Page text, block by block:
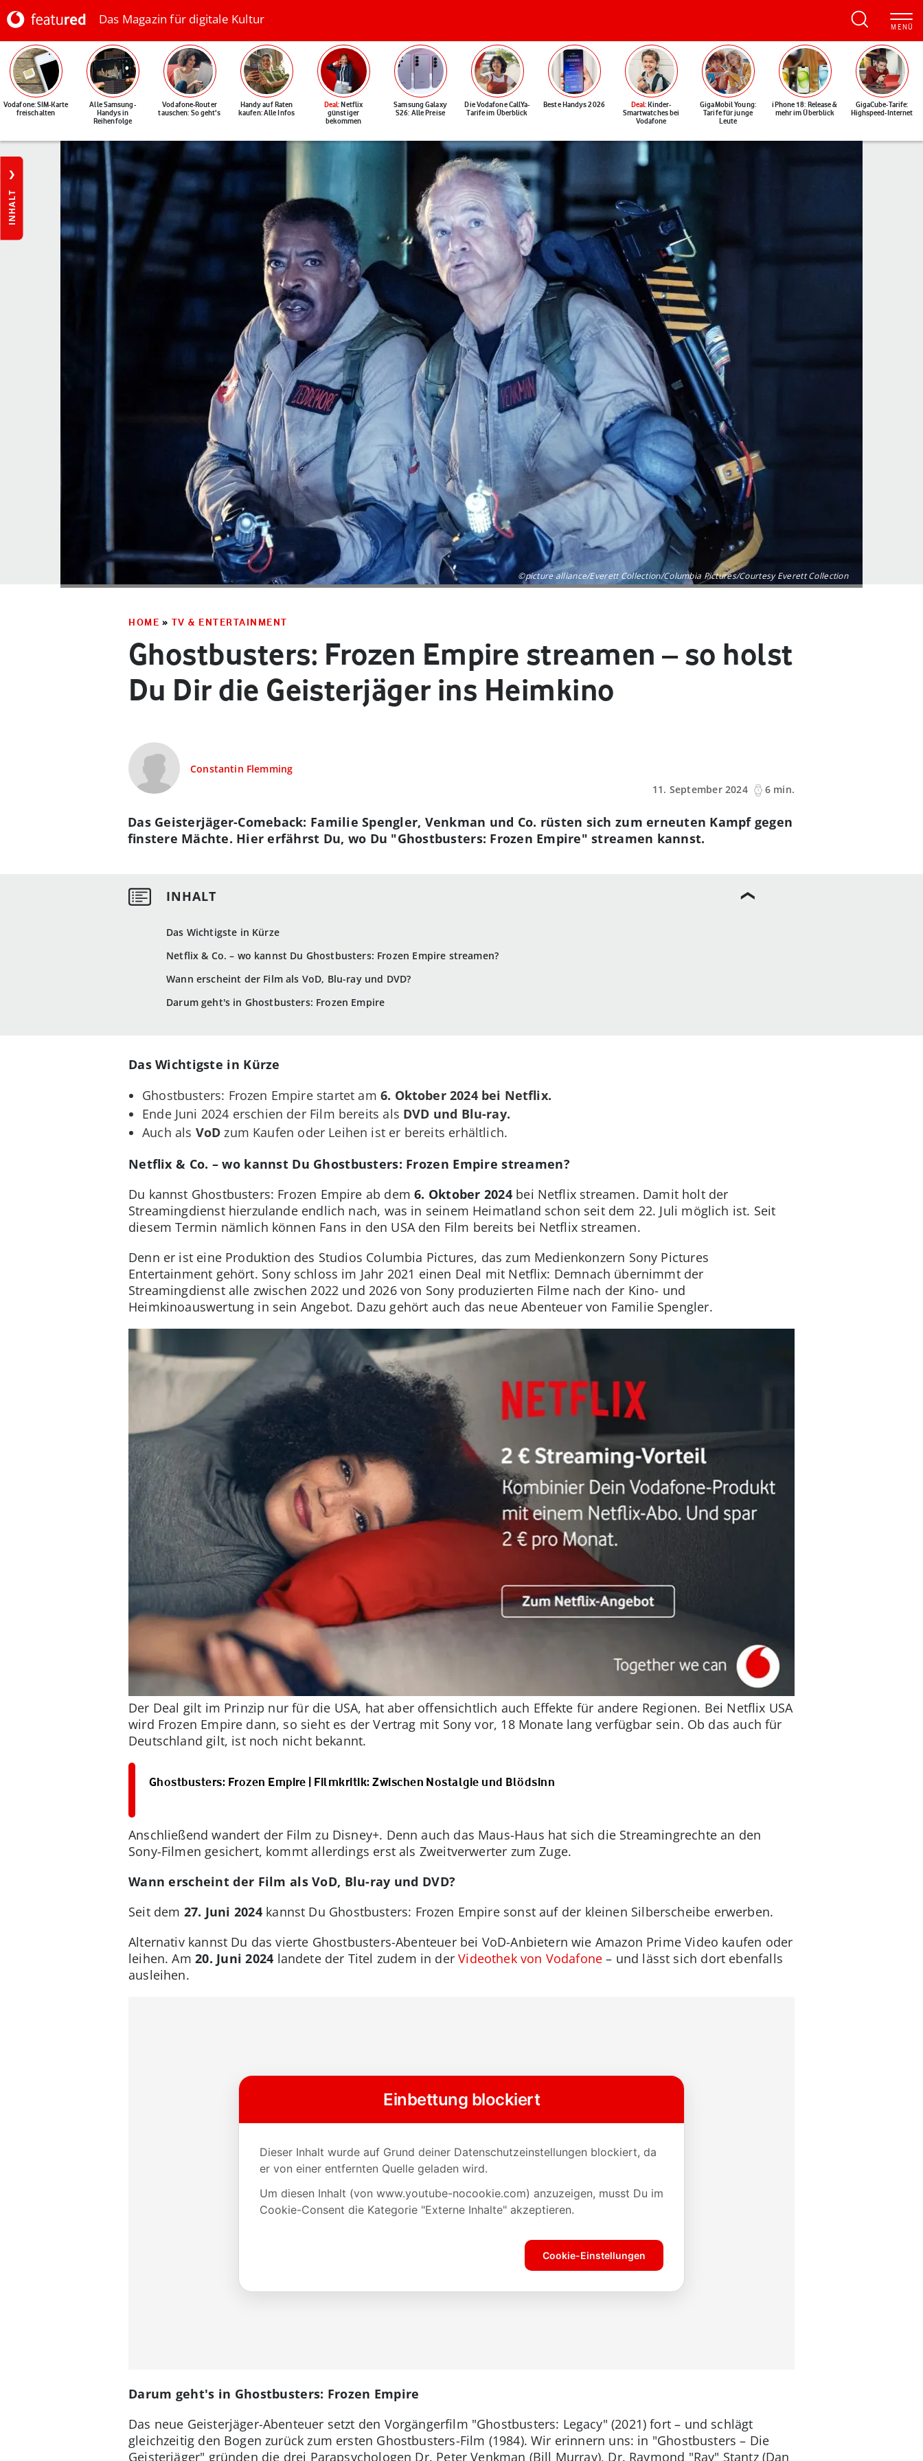
Das Magazin für digitale Kultur
Vodafone: SIM-Karte
freischalten
Alle Samsung-
Handys in
Reihenfolge
Vodafone-Router
tauschen: So geht's
Handy auf Raten
kaufen: Alle Infos
Deal: Netflix
günstiger
bekommen
Samsung Galaxy
S26: Alle Preise
Die Vodafone CallYa-
Tarife im Überblick
Beste Handys 2026 Deal: Kinder-
Smartwatches bei
Vodafone
GigaMobil Young:
Tarife für junge
Leute
iPhone 18: Release &
mehr im Überblick
GigaCube-Tarife:
Highspeed-Internet
INHALT
©picture alliance/Everett Collection/Columbia Pictures/Courtesy Everett Collection
HOME » TV & ENTERTAINMENT
Ghostbusters: Frozen Empire streamen – so holst
Du Dir die Geisterjäger ins Heimkino
Constantin Flemming
11. September 2024
6 min.
Das Wichtigste in Kürze
Netflix & Co. – wo kannst Du Ghostbusters: Frozen Empire streamen?
Wann erscheint der Film als VoD, Blu-ray und DVD?
Darum geht's in Ghostbusters: Frozen Empire
Das Geisterjäger-Comeback: Familie Spengler, Venkman und Co. rüsten sich zum erneuten Kampf gegen
finstere Mächte. Hier erfährst Du, wo Du "Ghostbusters: Frozen Empire" streamen kannst.
Das Wichtigste in Kürze
Ghostbusters: Frozen Empire startet am6. Oktober 2024 bei Netflix.
Ende Juni 2024 erschien der Film bereits als DVD und Blu-ray.
Auch als VoD zum Kaufen oder Leihen ist er bereits erhältlich.
Netflix & Co. – wo kannst Du Ghostbusters: Frozen Empire streamen?
Du kannst Ghostbusters: Frozen Empire ab dem6. Oktober 2024 bei Netflix streamen. Damit holt der
Streamingdienst hierzulande endlich nach, was in seinem Heimatland schon seit dem 22. Juli möglich ist. Seit
diesem Termin nämlich können Fans in den USA den Film bereits bei Netflix streamen.
Denn er ist eine Produktion des Studios Columbia Pictures, das zum Medienkonzern Sony Pictures
Entertainment gehört. Sony schloss im Jahr 2021 einen Deal mit Netflix: Demnach übernimmt der
Streamingdienst alle zwischen 2022 und 2026 von Sony produzierten Filme nach der Kino- und
Heimkinoauswertung in sein Angebot. Dazu gehört auch das neue Abenteuer von Familie Spengler.
Der Deal gilt im Prinzip nur für die USA, hat aber offensichtlich auch Effekte für andere Regionen. Bei Netflix USA
wird Frozen Empire dann, so sieht es der Vertrag mit Sony vor, 18 Monate lang verfügbar sein. Ob das auch für
Deutschland gilt, ist noch nicht bekannt.
Ghostbusters: Frozen Empire | Filmkritik: Zwischen Nostalgie und Blödsinn
Anschließend wandert der Film zu Disney+. Denn auch das Maus-Haus hat sich die Streamingrechte an den
Sony-Filmen gesichert, kommt allerdings erst als Zweitverwerter zum Zuge.
Wann erscheint der Film als VoD, Blu-ray und DVD?
Seit dem 27. Juni 2024 kannst Du Ghostbusters: Frozen Empire sonst auf der kleinen Silberscheibe erwerben.
Alternativ kannst Du das vierte Ghostbusters-Abenteuer bei VoD-Anbietern wie Amazon Prime Video kaufen oder
leihen. Am 20. Juni 2024 landete der Titel zudem in derVideothek von Vodafone – und lässt sich dort ebenfalls
ausleihen.
Darum geht's in Ghostbusters: Frozen Empire
Das neue Geisterjäger-Abenteuer setzt den Vorgängerfilm "Ghostbusters: Legacy" (2021) fort – und schlägt
gleichzeitig den Bogen zurück zum ersten Ghostbusters-Film (1984). Wir erinnern uns: in "Ghostbusters – Die
Geisterjäger" gründen die drei Parapsychologen Dr. Peter Venkman (Bill Murray), Dr. Raymond "Ray" Stantz (Dan